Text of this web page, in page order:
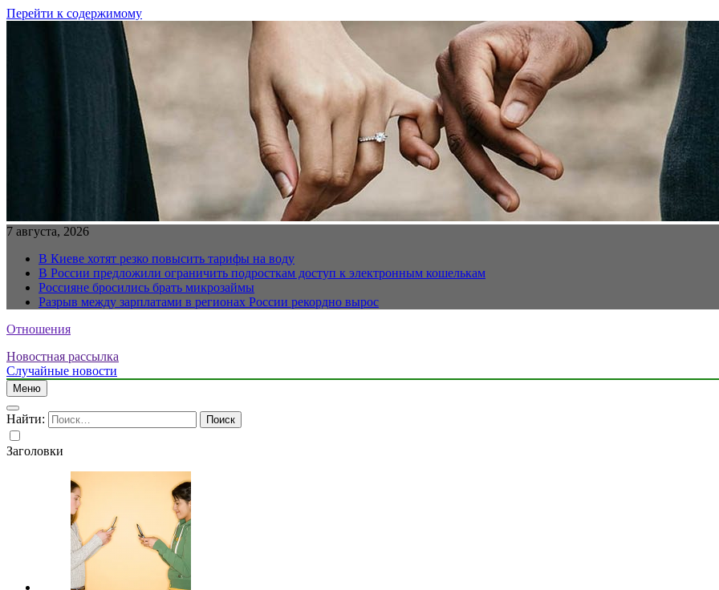
Перейти к содержимому
7 августа, 2026
В Киеве хотят резко повысить тарифы на воду
В России предложили ограничить подросткам доступ к электронным кошелькам
Россияне бросились брать микрозаймы
Разрыв между зарплатами в регионах России рекордно вырос
Отношения
Новостная рассылка
Случайные новости
Меню
Найти:
Заголовки